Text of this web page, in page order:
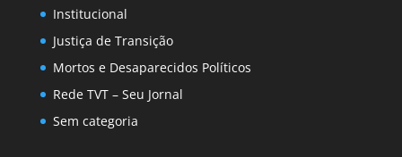
Institucional
Justiça de Transição
Mortos e Desaparecidos Políticos
Rede TVT – Seu Jornal
Sem categoria